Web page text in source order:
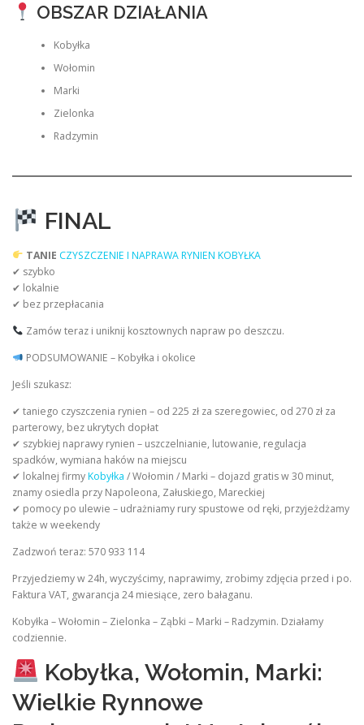
OBSZAR DZIAŁANIA
Kobyłka
Wołomin
Marki
Zielonka
Radzymin
FINAL
TANIE CZYSZCZENIE I NAPRAWA RYNIEN KOBYŁKA
✔ szybko
✔ lokalnie
✔ bez przepłacania
Zamów teraz i uniknij kosztownych napraw po deszczu.
PODSUMOWANIE – Kobyłka i okolice
Jeśli szukasz:
✔ taniego czyszczenia rynien – od 225 zł za szeregowiec, od 270 zł za
parterowy, bez ukrytych dopłat
✔ szybkiej naprawy rynien – uszczelnianie, lutowanie, regulacja
spadków, wymiana haków na miejscu
✔ lokalnej firmyKobyłka / Wołomin / Marki – dojazd gratis w 30 minut,
znamy osiedla przy Napoleona, Załuskiego, Mareckiej
✔ pomocy po ulewie – udrażniamy rury spustowe od ręki, przyjeżdżamy
także w weekendy
Zadzwoń teraz: 570 933 114
Przyjedziemy w 24h, wyczyścimy, naprawimy, zrobimy zdjęcia przed i po.
Faktura VAT, gwarancja 24 miesiące, zero bałaganu.
Kobyłka – Wołomin – Zielonka – Ząbki – Marki – Radzymin. Działamy
codziennie.
Kobyłka, Wołomin, Marki:
Wielkie Rynnowe